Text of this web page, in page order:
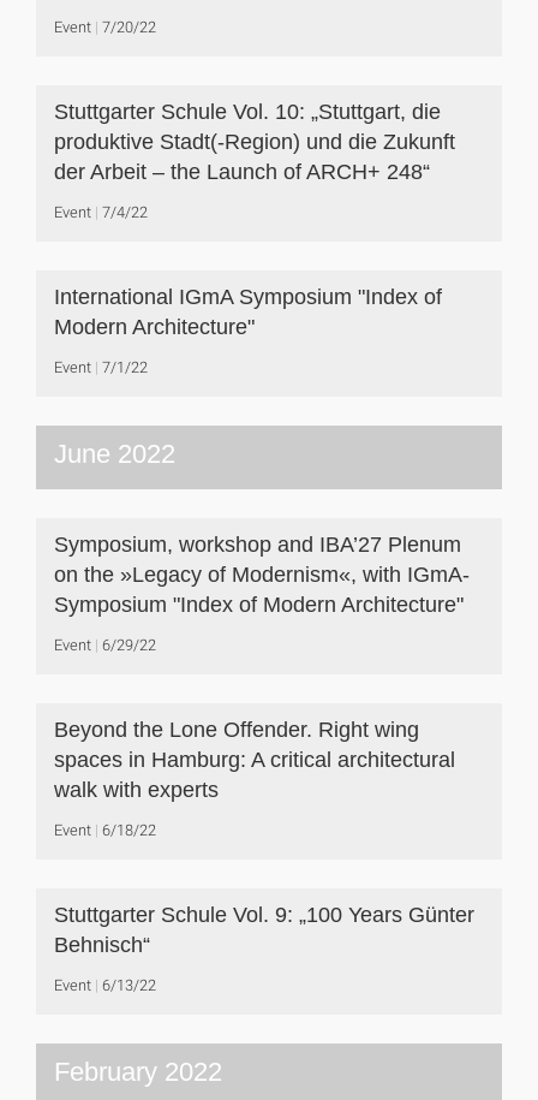
Event 7/20/22
Stuttgarter Schule Vol. 10: „Stuttgart, die
produktive Stadt(-Region) und die Zukunft
der Arbeit – the Launch of ARCH+ 248“
Event 7/4/22
International IGmA Symposium "Index of
Modern Architecture"
Event 7/1/22
June 2022
Symposium, workshop and IBA’27 Plenum
on the »Legacy of Modernism«, with IGmA-
Symposium "Index of Modern Architecture"
Event 6/29/22
Beyond the Lone Offender. Right wing
spaces in Hamburg: A critical architectural
walk with experts
Event 6/18/22
Stuttgarter Schule Vol. 9: „100 Years Günter
Behnisch“
Event 6/13/22
February 2022